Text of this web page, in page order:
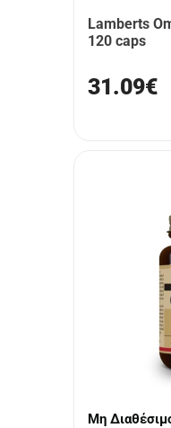
Lamberts
120 caps
31.09€
Μη